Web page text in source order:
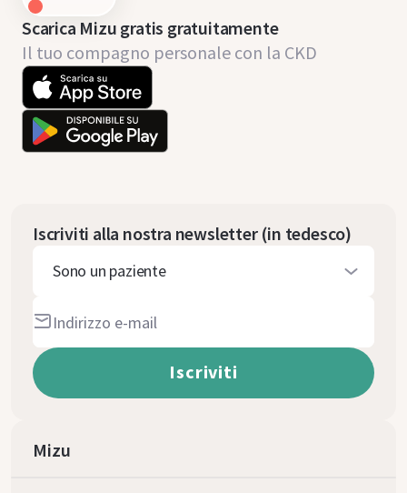
Scarica Mizu gratis gratuitamente
Il tuo compagno personale con la CKD
Iscriviti alla nostra newsletter (in tedesco)
Sono un paziente
Mizu